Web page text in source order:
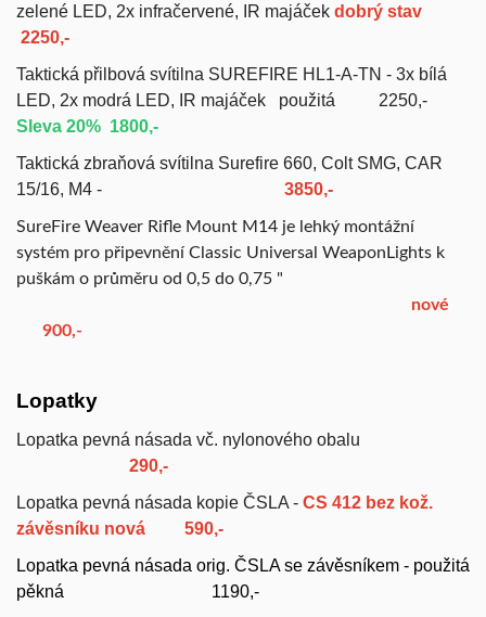
zelené LED, 2x infračervené, IR majáček dobrý stav
2250,-
Taktická přilbová svítilna SUREFIRE HL1-A-TN - 3x bílá
LED, 2x modrá LED, IR majáček použitá
2250,-
Sleva 20% 1800,-
Taktická zbraňová svítilna Surefire 660, Colt SMG, CAR
15/16, M4 -
3850,-
SureFire Weaver Rifle Mount M14 je lehký montážní
systém pro připevnění Classic Universal WeaponLights k
puškám o průměru od 0,5 do 0,75 "
nové
900,-
Lopatky
Lopatka pevná násada vč. nylonového obalu
290,-
Lopatka pevná násada kopie ČSLA - CS 412 bez kož.
závěsníku nová
590,-
Lopatka pevná násada orig. ČSLA se závěsníkem - použitá
pěkná
1190,-